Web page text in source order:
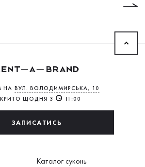
НА ВУЛ. ВОЛОДИМИРСЬКА, 10
ЩОДНЯ З
11:00
ЗАПИСАТИСЬ
Каталог суконь